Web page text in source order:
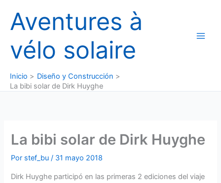
contenido
Aventures à
vélo solaire
Inicio
Diseño y Construcción
La bibi solar de Dirk Huyghe
La bibi solar de Dirk Huyghe
Por stef_bu/ 31 mayo 2018
Dirk Huyghe participó en las primeras 2 ediciones del viaje